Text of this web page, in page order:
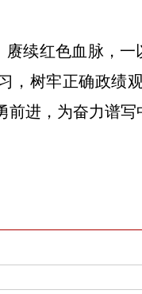
续红色血脉，一
，树牢正确政绩
进，为奋力谱写